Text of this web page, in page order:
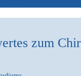
zum